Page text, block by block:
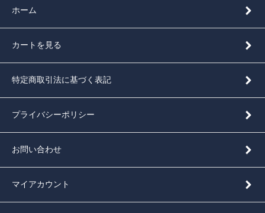
ホーム
カートを見る
特定商取引法に基づく表記
プライバシーポリシー
お問い合わせ
マイアカウント